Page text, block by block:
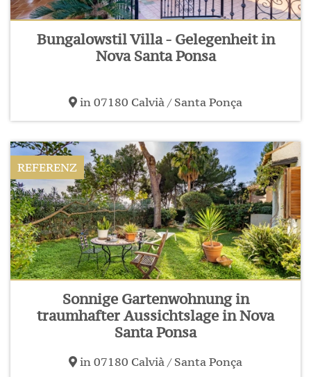
Bungalowstil Villa - Gelegenheit in
Nova Santa Ponsa
in 07180 Calvià / Santa Ponça
REFERENZ
Sonnige Gartenwohnung in
traumhafter Aussichtslage in Nova
Santa Ponsa
in 07180 Calvià / Santa Ponça